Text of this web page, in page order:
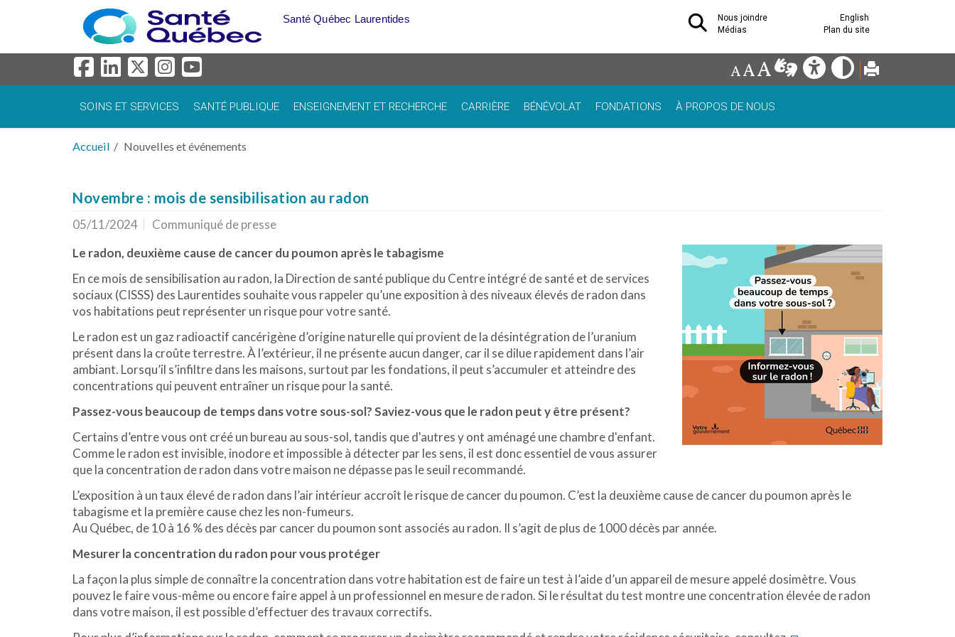
Aller au menu principal
Nous joindre
English
Médias
Plan du site
Santé Québec Laurentides
SOINS ET SERVICES SANTÉ PUBLIQUE ENSEIGNEMENT ET RECHERCHE CARRIÈRE BÉNÉVOLAT FONDATIONS À PROPOS DE NOUS
Accueil Nouvelles et événements
Novembre : mois de sensibilisation au radon
05/11/2024
Communiqué de presse
Le radon, deuxième cause de cancer du poumon après le tabagisme
En ce mois de sensibilisation au radon, la Direction de santé publique du Centre intégré de santé et de services
sociaux (CISSS) des Laurentides souhaite vous rappeler qu’une exposition à des niveaux élevés de radon dans
vos habitations peut représenter un risque pour votre santé.
Le radon est un gaz radioactif cancérigène d’origine naturelle qui provient de la désintégration de l’uranium
présent dans la croûte terrestre. À l’extérieur, il ne présente aucun danger, car il se dilue rapidement dans l’air
ambiant. Lorsqu’il s’infiltre dans les maisons, surtout par les fondations, il peut s’accumuler et atteindre des
concentrations qui peuvent entraîner un risque pour la santé.
Passez-vous beaucoup de temps dans votre sous-sol? Saviez-vous que le radon peut y être présent?
Certains d’entre vous ont créé un bureau au sous-sol, tandis que d'autres y ont aménagé une chambre d'enfant.
Comme le radon est invisible, inodore et impossible à détecter par les sens, il est donc essentiel de vous assurer
que la concentration de radon dans votre maison ne dépasse pas le seuil recommandé.
L’exposition à un taux élevé de radon dans l’air intérieur accroît le risque de cancer du poumon. C’est la deuxième cause de cancer du poumon après le
tabagisme et la première cause chez les non-fumeurs.
Au Québec, de 10 à 16 % des décès par cancer du poumon sont associés au radon. Il s’agit de plus de 1000 décès par année.
Mesurer la concentration du radon pour vous protéger
La façon la plus simple de connaître la concentration dans votre habitation est de faire un test à l’aide d’un appareil de mesure appelé dosimètre. Vous
pouvez le faire vous-même ou encore faire appel à un professionnel en mesure de radon. Si le résultat du test montre une concentration élevée de radon
dans votre maison, il est possible d’effectuer des travaux correctifs.